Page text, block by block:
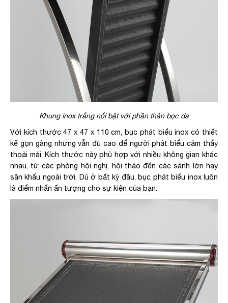
Khung inox trắng nổi bật với phần thân bọc da
Với kích thước 47 x 47 x 110 cm, bục phát biểu inox có thiết
kế gọn gàng nhưng vẫn đủ cao để người phát biểu cảm thấy
thoải mái. Kích thước này phù hợp với nhiều không gian khác
nhau, từ các phòng hội nghị, hội thảo đến các sảnh lớn hay
sân khấu ngoài trời. Dù ở bất kỳ đâu, bục phát biểu inox luôn
là điểm nhấn ấn tượng cho sự kiện của bạn.